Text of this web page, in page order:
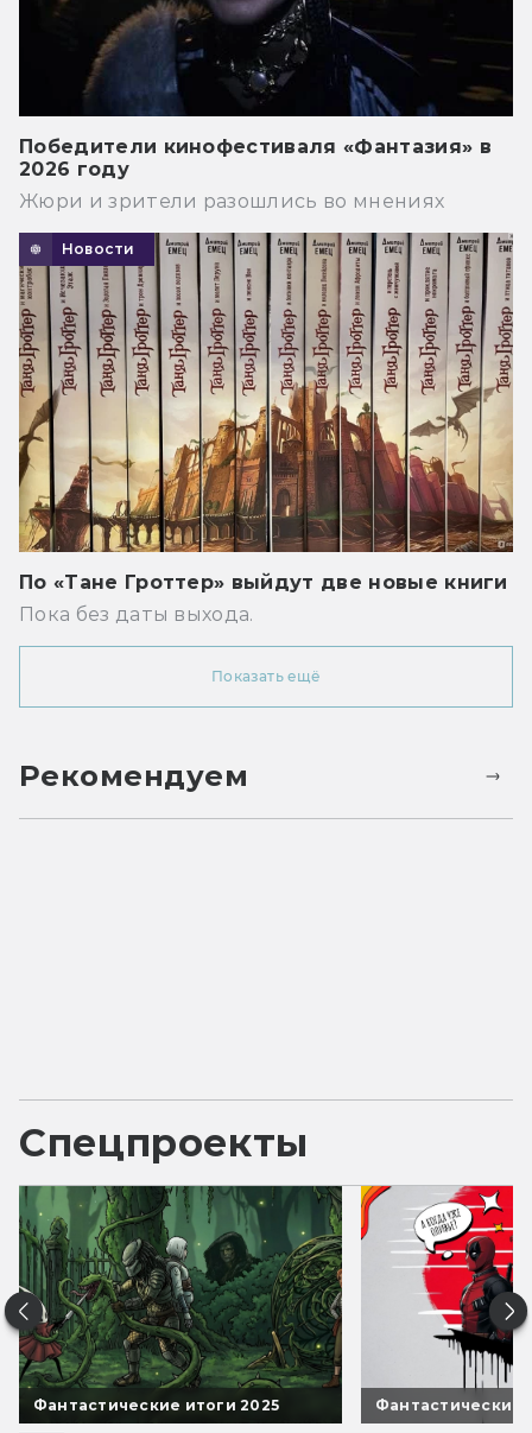
Победители кинофестиваля «Фантазия» в
2026 году
Жюри и зрители разошлись во мнениях
Новости
По «Тане Гроттер» выйдут две новые книги
Пока без даты выхода.
Показать ещё
Рекомендуем
Спецпроекты
Фантастические итоги 2025 Фантастические